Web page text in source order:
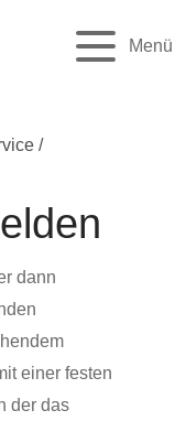
Menü
/
dann
einer festen
der das